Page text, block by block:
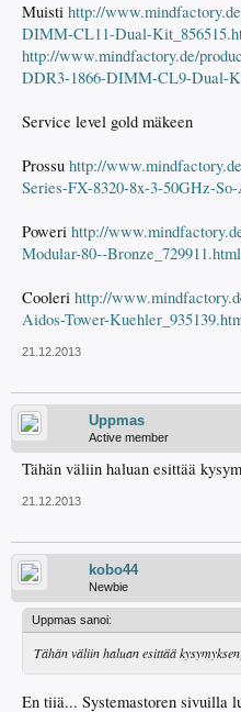
Muisti http://
DIMM-CL11-Dual-
http://www.mindfactory.de/
DDR3-1866-DIMM-CL9-Dual-
Service level gold mäkeen
Prossu http://
Series-FX-8320-8x-3-50GHz-
Poweri http://
Modular-80--Bronze_729911.html
Cooleri http://
Aidos-Tower-
21.12.2013
Uppmas
Active member
Tähän väliin haluan esittää
21.12.2013
kobo44
Newbie
Uppmas sanoi:
Tähän väliin haluan esittää
En tiiä... Systemastoren sivuilla